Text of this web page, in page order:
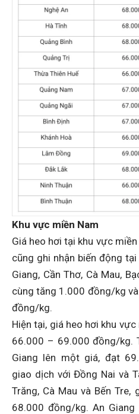
Khu vực miền Nam
Giá heo hơi tại khu vực
cũng ghi nhận biến động
Giang, Cần Thơ, Cà Mau,
cùng tăng 1.000 đồng/kg
đồng/kg.
Hiện tại, giá heo hơi khu
66.000 – 69.000 đồng/kg.
Giang lên một giá, đạt
giao dịch với Đồng Nai và
Trăng, Cà Mau và Bến
68.000 đồng/kg. An